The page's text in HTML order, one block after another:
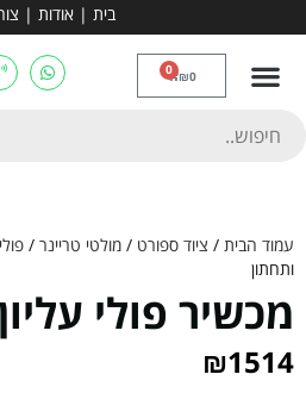
בית | אודות |
₪0
0
עמוד הבית / ציוד ספורט / מולטי טריינר /
ותחתון
מכשיר פולי
₪1514